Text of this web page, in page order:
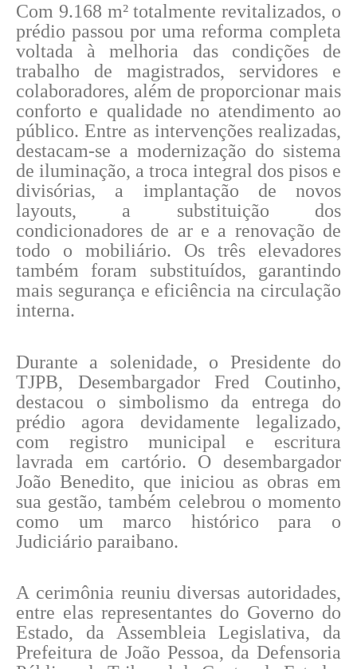
Com 9.168 m² totalmente revitalizados, o
prédio passou por uma reforma completa
voltada à melhoria das condições de
trabalho de magistrados, servidores e
colaboradores, além de proporcionar mais
conforto e qualidade no atendimento ao
público. Entre as intervenções realizadas,
destacam-se a modernização do sistema
de iluminação, a troca integral dos pisos e
divisórias, a implantação de novos
layouts, a substituição dos
condicionadores de ar e a renovação de
todo o mobiliário. Os três elevadores
também foram substituídos, garantindo
mais segurança e eficiência na circulação
interna.
Durante a solenidade, o Presidente do
TJPB, Desembargador Fred Coutinho,
destacou o simbolismo da entrega do
prédio agora devidamente legalizado,
com registro municipal e escritura
lavrada em cartório. O desembargador
João Benedito, que iniciou as obras em
sua gestão, também celebrou o momento
como um marco histórico para o
Judiciário paraibano.
A cerimônia reuniu diversas autoridades,
entre elas representantes do Governo do
Estado, da Assembleia Legislativa, da
Prefeitura de João Pessoa, da Defensoria